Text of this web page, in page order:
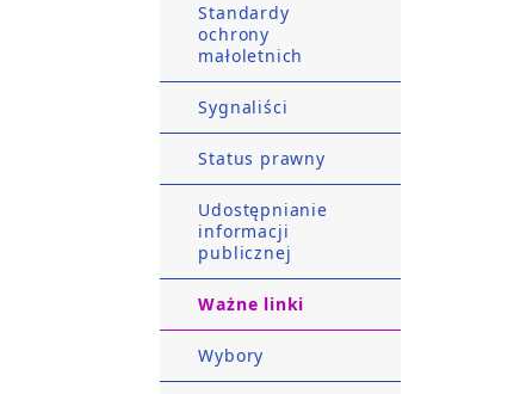
Standardy
ochrony
małoletnich
Sygnaliści
Status prawny
Udostępnianie
informacji
publicznej
Ważne linki
Wybory